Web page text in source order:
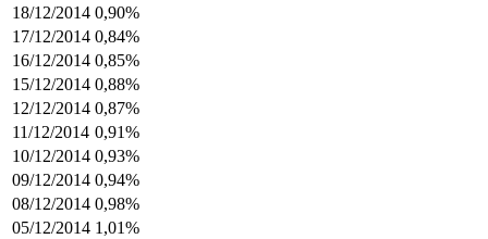
18/12/2014 0,90%
17/12/2014 0,84%
16/12/2014 0,85%
15/12/2014 0,88%
12/12/2014 0,87%
11/12/2014 0,91%
10/12/2014 0,93%
09/12/2014 0,94%
08/12/2014 0,98%
05/12/2014 1,01%